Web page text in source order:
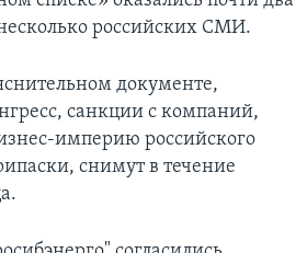
российских СМИ.
документе,
санкции с компаний,
империю российского
снимут в течение